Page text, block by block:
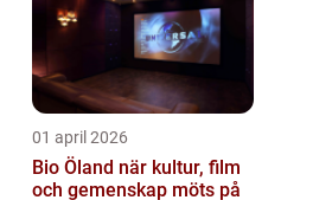
01 april 2026
Bio Öland när kultur, film
och gemenskap möts på